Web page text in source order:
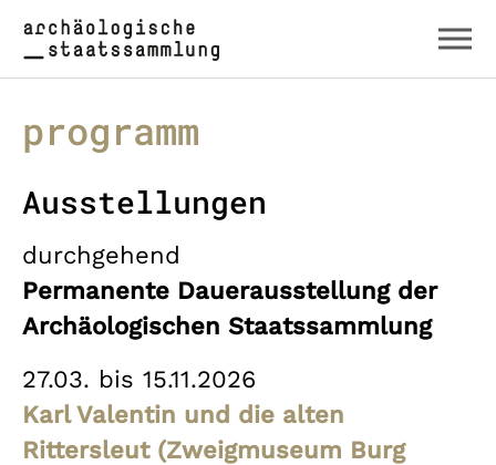
Zum Hauptinhalt springen
Skip to page footer
programm
Ausstellungen
durchgehend
Permanente Dauerausstellung der
Archäologischen Staatssammlung
27.03. bis 15.11.2026
Karl Valentin und die alten
Rittersleut (Zweigmuseum Burg